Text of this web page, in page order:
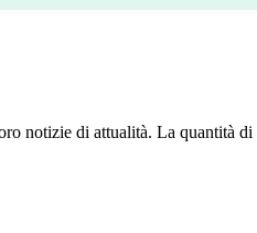
notizie di attualità. La quantità